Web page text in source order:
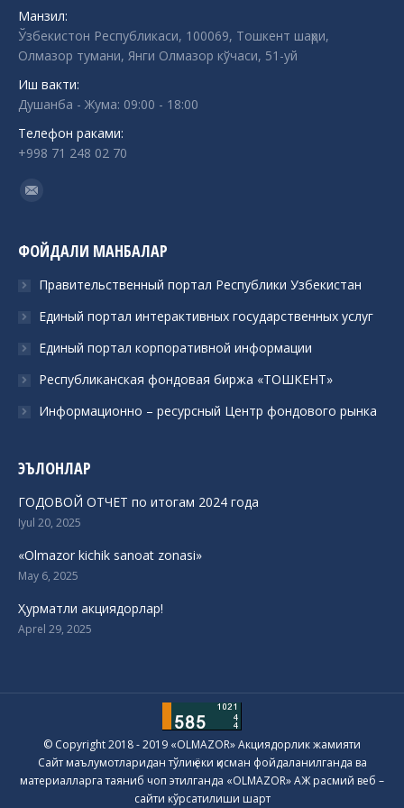
Манзил:
Ўзбекистон Республикаси, 100069, Тошкент шаҳри,
Олмазор тумани, Янги Олмазор кўчаси, 51-уй
Иш вакти:
Душанба - Жума: 09:00 - 18:00
Телефон раками:
+998 71 248 02 70
Find us on:
Mail
ФОЙДАЛИ МАНБАЛАР
Правительственный портал Республики Узбекистан
Единый портал интерактивных государственных услуг
Единый портал корпоративной информации
Республиканская фондовая биржа «ТОШКЕНТ»
Информационно – ресурсный Центр фондового рынка
ЭЪЛОНЛАР
ГОДОВОЙ ОТЧЕТ по итогам 2024 года
Iyul 20, 2025
«Olmazor kichik sanoat zonasi»
May 6, 2025
Ҳурматли акциядорлар!
Aprel 29, 2025
© Copyright 2018 - 2019 «OLMAZOR» Акциядорлик жамияти
Сайт маълумотларидан тўлиқ ёки қисман фойдаланилганда ва
материалларга таяниб чоп этилганда «OLMAZOR» АЖ расмий веб –
сайти кўрсатилиши шарт